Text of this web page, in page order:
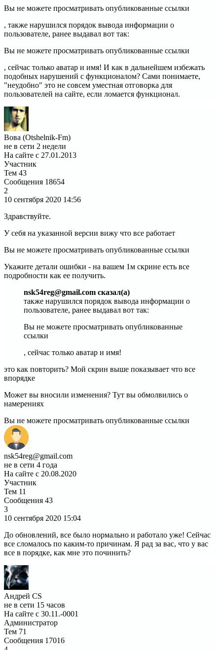
Вы не можете просматривать опубликованные ссылки
, также нарушился порядок вывода информации о
пользователе, ранее выдавал вот так:
Вы не можете просматривать опубликованные ссылки
, сейчас только аватар и имя! И как в дальнейшем избежать
подобных нарушений с функционалом? Сами понимаете,
"неудобно" это не совсем уместная отговорка для
пользователей на сайте, если ломается функционал.
Вова (Otshelnik-Fm)
не в сети 2 недели
На сайте с 27.01.2013
Участник
Тем 43
Сообщения 18654
2
10 сентября 2020 14:56
Здравствуйте.
У себя на указанной версии вижу что все работает
Вы не можете просматривать опубликованные ссылки
Укажите детали ошибки - на вашем 1м скрине есть все
подробности как ее получить.
nsk54reg@gmail.com сказал(а)
также нарушился порядок вывода информации о
пользователе, ранее выдавал вот так:
Вы не можете просматривать опубликованные
ссылки
, сейчас только аватар и имя!
это как повторить? Мой скрин выше показывает что все
впорядке
Может вы вносили изменения? Тут вы обмолвились о
намерениях
Вы не можете просматривать опубликованные ссылки
nsk54reg@gmail.com
не в сети 4 года
На сайте с 20.08.2020
Участник
Тем 11
Сообщения 43
3
10 сентября 2020 15:04
До обновлений, все было нормально и работало уже! Сейчас
все сломалось по каким-то причинам. Я рад за вас, что у вас
все в порядке, как мне это починить?
Андрей CS
не в сети 15 часов
На сайте с 30.11.-0001
Администратор
Тем 71
Сообщения 17016